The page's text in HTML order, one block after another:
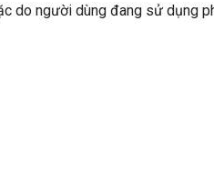
do người dùng đang sử dụng